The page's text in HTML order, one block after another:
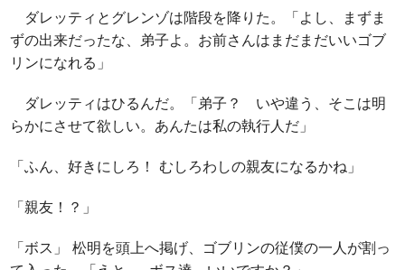
ダレッティとグレンゾは階段を降りた。「よし、まずま
ずの出来だったな、弟子よ。お前さんはまだまだいいゴブ
リンになれる」
ダレッティはひるんだ。「弟子？ いや違う、そこは明
らかにさせて欲しい。あんたは私の執行人だ」
「ふん、好きにしろ！ むしろわしの親友になるかね」
「親友！？」
「ボス」 松明を頭上へ掲げ、ゴブリンの従僕の一人が割っ